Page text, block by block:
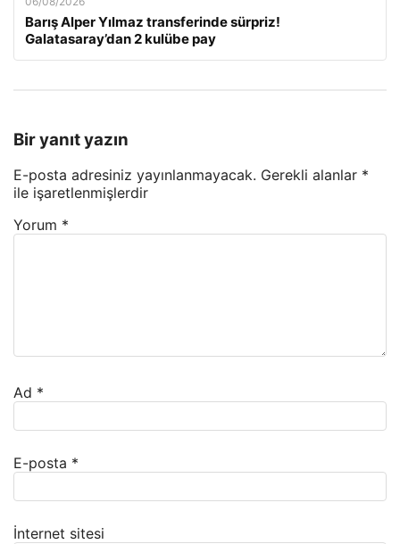
Barış Alper Yılmaz transferinde sürpriz!
Galatasaray’dan 2 kulübe pay
Bir yanıt yazın
E-posta adresiniz yayınlanmayacak. Gerekli alanlar *
ile işaretlenmişlerdir
Yorum *
Ad *
E-posta *
İnternet sitesi